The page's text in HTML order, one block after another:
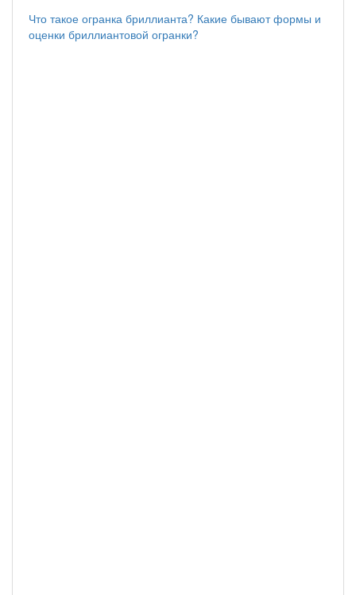
Что такое огранка бриллианта? Какие бывают формы и
оценки бриллиантовой огранки?